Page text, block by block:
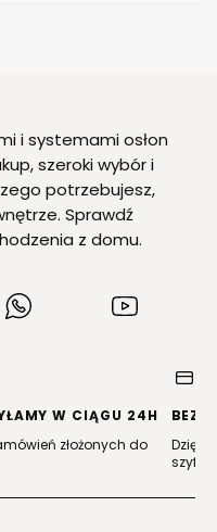
i systemami osłon
szeroki wybór i
potrzebujesz,
Sprawdź
z domu.
(Otwiera
(Otwiera
nowej
W CIĄGU 24H
złożonych do
Dzięki